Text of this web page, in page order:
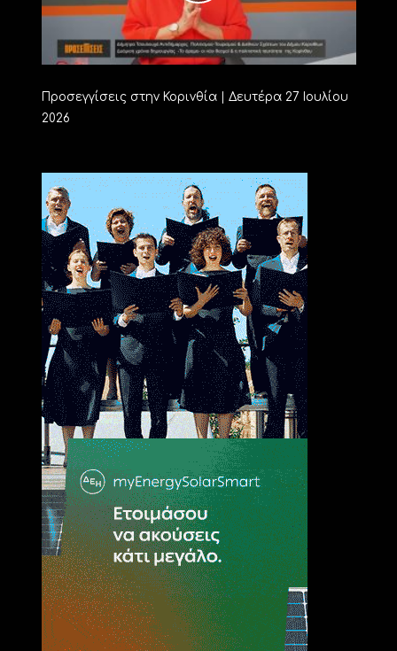
Προσεγγίσεις στην Κορινθία | Δευτέρα 27 Ιουλίου
2026